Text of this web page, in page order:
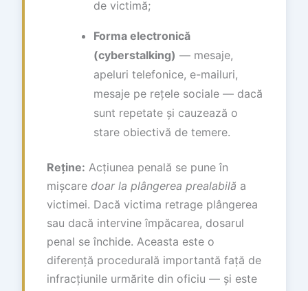
de victimă;
Forma electronică
(cyberstalking) — mesaje,
apeluri telefonice, e-mailuri,
mesaje pe rețele sociale — dacă
sunt repetate și cauzează o
stare obiectivă de temere.
Reține: Acțiunea penală se pune în
mișcare doar la plângerea prealabilă a
victimei. Dacă victima retrage plângerea
sau dacă intervine împăcarea, dosarul
penal se închide. Aceasta este o
diferență procedurală importantă față de
infracțiunile urmărite din oficiu — și este